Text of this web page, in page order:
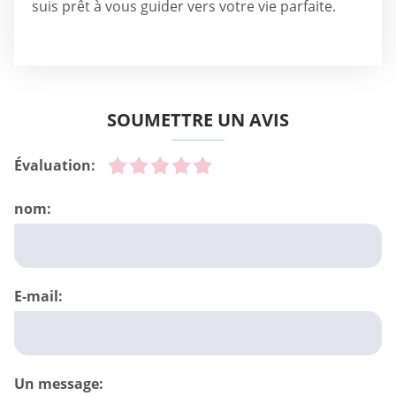
suis prêt à vous guider vers votre vie parfaite.
SOUMETTRE UN AVIS
Évaluation:
nom:
E-mail:
Un message: